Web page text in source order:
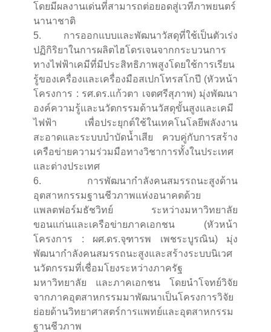
โดยมีผลงานเด่นที่สามารถต่อยอดสู่เวทีภาพยนตร์
นานาชาติ
5. การออกแบบและพัฒนาวัสดุที่ใช้เป็นตัวเร่ง
ปฏิกิริยาในการผลิตไฮโดรเจนจากกระบวนการ
ทางไฟฟ้าเคมีที่มีประสิทธิภาพสูงโดยใช้การเรียน
รู้ของเครื่องและเครื่องมือสเปกโทรสโกปี (หัวหน้า
โครงการ : รศ.ดร.แก้วตา เจตศรีสุภาพ) มุ่งพัฒนา
องค์ความรู้และนวัตกรรมด้านวัสดุขั้นสูงและเคมี
ไฟฟ้า เพื่อประยุกต์ใช้ในเทคโนโลยีพลังงาน
สะอาดและระบบบำบัดน้ำเสีย ควบคู่กับการสร้าง
เครือข่ายความร่วมมือทางวิชาการทั้งในประเทศ
และต่างประเทศ
6. การพัฒนากำลังคนสมรรถนะสูงด้าน
อุตสาหกรรมฐานชีวภาพแห่งอนาคตด้วย
แพลตฟอร์มธัชวิทย์ ระหว่างมหาวิทยาลัย
ขอนแก่นและเครือข่ายภาคเอกชน (หัวหน้า
โครงการ : ผศ.ดร.จุฑารพ เพชระบูรณิน) มุ่ง
พัฒนากำลังคนสมรรถนะสูงและสร้างระบบนิเวศ
นวัตกรรมที่เชื่อมโยงระหว่างภาครัฐ
มหาวิทยาลัย และภาคเอกชน โดยนำโจทย์วิจัย
จากภาคอุตสาหกรรมมาพัฒนาเป็นโครงการวิจัย
ย่อยด้านวิทยาศาสตร์การแพทย์และอุตสาหกรรม
ฐานชีวภาพ